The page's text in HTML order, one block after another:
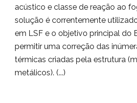
acústico e classe de reação ao
solução é correntemente
em LSF e o objetivo principal do
permitir uma correção das
térmicas criadas pela estrutura
metálicos). (...)